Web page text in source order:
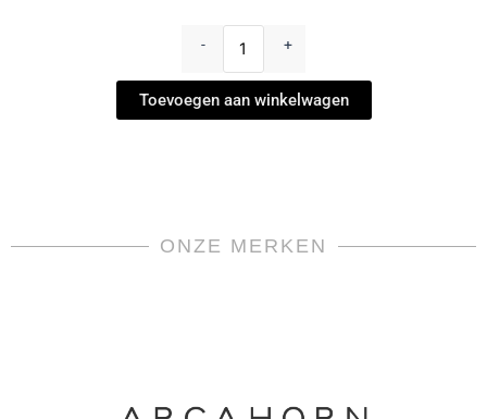
-
Safari
Barglazen
+
Toevoegen aan winkelwagen
ONZE MERKEN